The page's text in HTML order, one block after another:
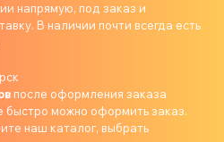
напрямую, под заказ и
В наличии почти всегда есть
после оформления заказа
быстро можно оформить заказ.
наш каталог, выбрать